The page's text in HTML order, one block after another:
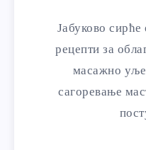
Јабуково
рецепти за
масажно уље
сагоревање